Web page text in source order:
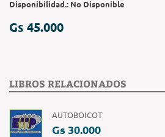
Disponibilidad.: No Disponible
Gs 45.000
LIBROS RELACIONADOS
AUTOBOICOT
Gs 30.000